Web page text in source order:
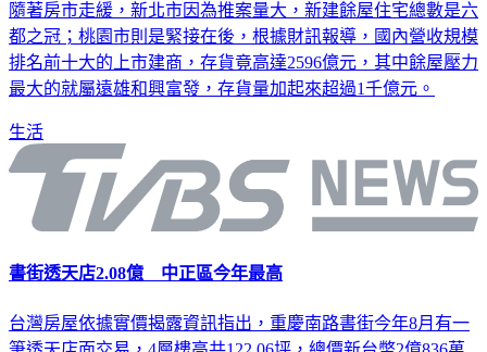
隨著房市走緩，新北市因為推案量大，新建餘屋住宅總數是六
都之冠；桃園市則是緊接在後，根據財訊報導，國內營收規模
排名前十大的上市建商，存貨竟高達2596億元，其中餘屋壓力
最大的就屬遠雄和興富發，存貨量加起來超過1千億元。
生活
書街透天店2.08億 中正區今年最高
台灣房屋依據實價揭露資訊指出，重慶南路書街今年8月有一